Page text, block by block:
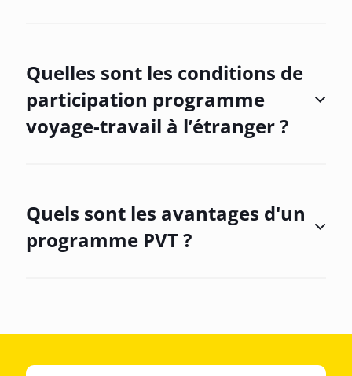
Quelles sont les conditions de
participation programme
voyage-travail à l’étranger ?
Quels sont les avantages d'un
programme PVT ?